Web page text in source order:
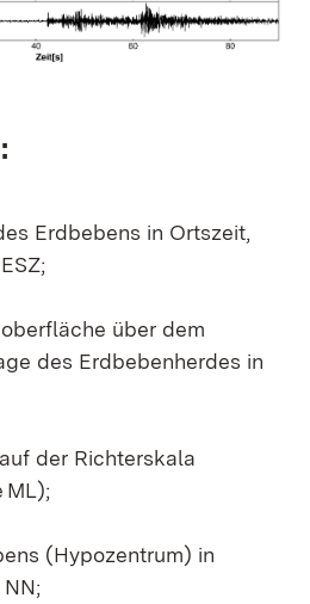
Erdbebens in Ortszeit,
über dem
des Erdbebenherdes in
der Richterskala
ML);
(Hypozentrum) in